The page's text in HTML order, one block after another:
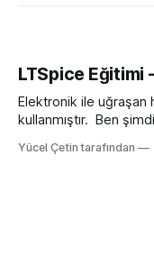
LTSpice Eğitimi
Elektronik ile uğraşan
kullanmıştır. Ben
yapacağım fakat
Yücel Çetin tarafından